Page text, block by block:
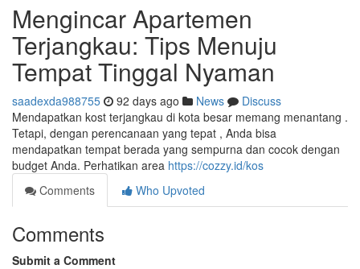
Mengincar Apartemen
Terjangkau: Tips Menuju
Tempat Tinggal Nyaman
saadexda988755 92 days ago News
Discuss
Mendapatkan kost terjangkau di kota besar memang menantang .
Tetapi, dengan perencanaan yang tepat , Anda bisa
mendapatkan tempat berada yang sempurna dan cocok dengan
budget Anda. Perhatikan area https://cozzy.id/kos
Comments
Who Upvoted
Comments
Submit a Comment